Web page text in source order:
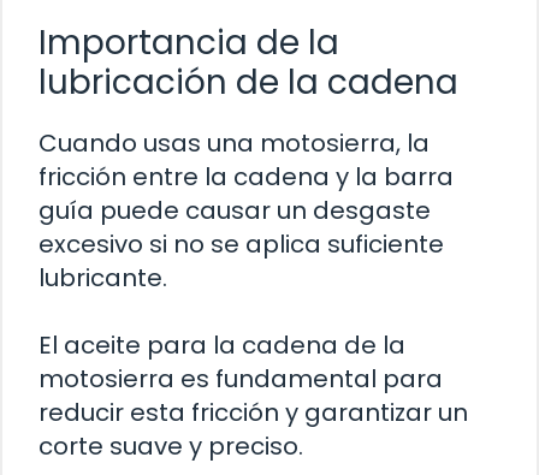
Importancia de la
lubricación de la cadena
Cuando usas una motosierra, la
fricción entre la cadena y la barra
guía puede causar un desgaste
excesivo si no se aplica suficiente
lubricante.
El aceite para la cadena de la
motosierra es fundamental para
reducir esta fricción y garantizar un
corte suave y preciso.